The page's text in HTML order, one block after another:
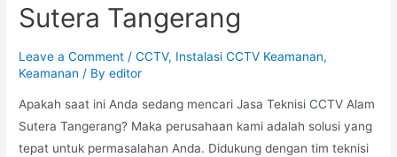
Sutera Tangerang
Leave a Comment /CCTV, Instalasi CCTV Keamanan,
Keamanan / Byeditor
Apakah saat ini Anda sedang mencari Jasa Teknisi CCTV Alam
Sutera Tangerang? Maka perusahaan kami adalah solusi yang
tepat untuk permasalahan Anda. Didukung dengan tim teknisi